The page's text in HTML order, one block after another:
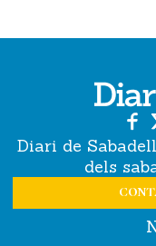
Diari de
dels